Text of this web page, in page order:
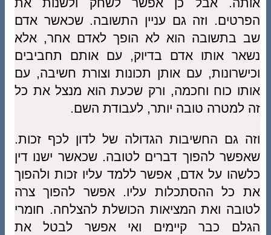
אותה. אבל כן אפשר לשחק ולשנות את
הפרטים. וזה גם עניין התשובה. שכאשר אדם
שב בתשובה הוא לא הופך לאדם אחר, אלא
נשאר אותו אדם בדיוק, עם אותם תחביבים
וכישרונות, עם אותן תכונות וצורת חשיבה, עם
אותו כוח וחכמה, ורק שכעת הוא מנצל את כל
זה למטרה טובה יותר, לעבודת השם.
וזה גם החשיבות הגדולה של לדון לכף זכות.
שאפשר להפוך דברים לטובה. שכאשר ישנו דין
כלשהו על אדם, אפשר ללמד עליו זכות ולהפוך
את כל ההסתכלות עליו. אפשר להפוך צרה
לטובה ואת המציאות הכושלת להצלחה. חומרי
הגלם כבר קיימים ואי אפשר לבטל את